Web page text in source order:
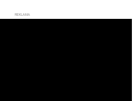
REKLAMA